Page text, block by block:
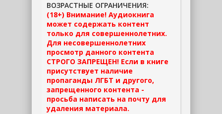
ВОЗРАСТНЫЕ ОГРАНИЧЕНИЯ:
(18+) Внимание! Аудиокнига
может содержать контент
только для совершеннолетних.
Для несовершеннолетних
просмотр данного контента
СТРОГО ЗАПРЕЩЕН! Если в книге
присутствует наличие
пропаганды ЛГБТ и другого,
запрещенного контента -
просьба написать на почту для
удаления материала.